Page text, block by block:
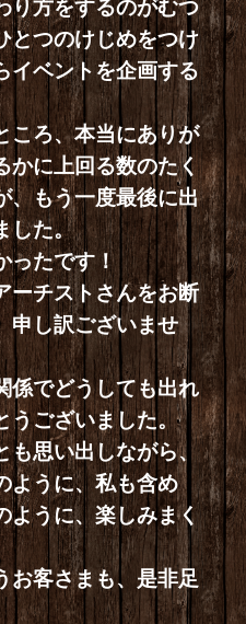
り方をするのがむつ
とつのけじめをつけ
イベントを企画する
ころ、本当にありが
かに上回る数のたく
、もう一度最後に出
した。
ったです！
ーチストさんをお断
申し訳ございませ
係でどうしても出れ
うございました。
も思い出しながら、
ように、私も含め
ように、楽しみまく
お客さまも、是非足